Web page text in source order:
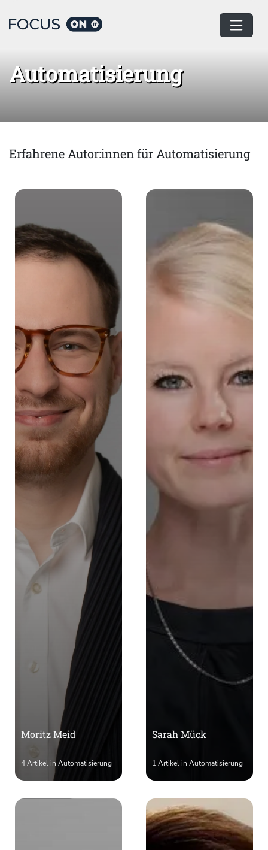
Home Automatisierung
Automatisierung
Erfahrene Autor:innen für Automatisierung
Moritz Meid
4 Artikel in Automatisierung
Sarah Mück
1 Artikel in Automatisierung